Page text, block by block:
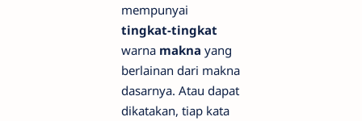
mempunyai
tingkat-tingkat
warna makna yang
berlainan dari makna
dasarnya. Atau dapat
dikatakan, tiap kata